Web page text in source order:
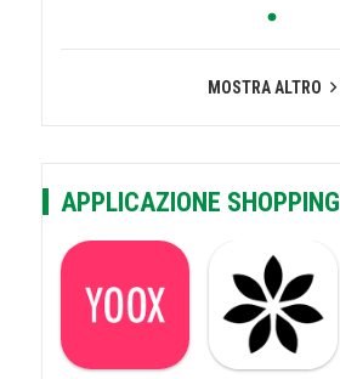
MOSTRA ALTRO
APPLICAZIONE SHOPPING